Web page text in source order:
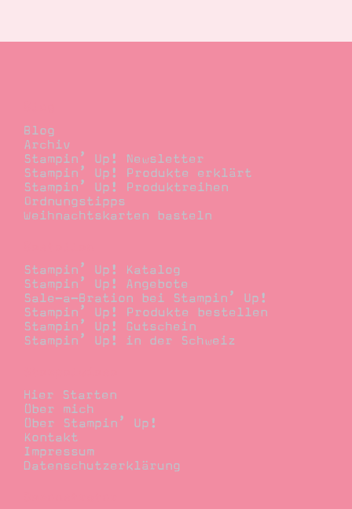
Blog
Archiv
Stampin’ Up! Newsletter
Stampin’ Up! Produkte erklärt
Stampin’ Up! Produktreihen
Ordnungstipps
Weihnachtskarten basteln
Stampin’ Up! Katalog
Stampin’ Up! Angebote
Sale-a-Bration bei Stampin’ Up!
Stampin’ Up! Produkte bestellen
Stampin’ Up! Gutschein
Stampin’ Up! in der Schweiz
Hier Starten
Über mich
Über Stampin’ Up!
Kontakt
Impressum
Datenschutzerklärung